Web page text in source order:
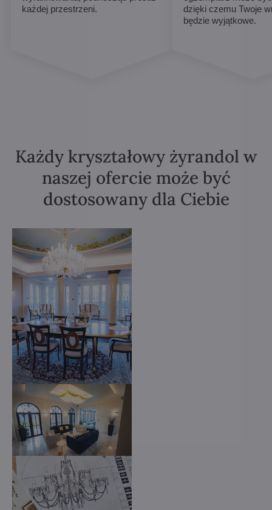
każdej przestrzeni.
dzięki czemu Twoje
będzie wyjątkowe.
Każdy kryształowy żyrandol w
naszej ofercie może być
dostosowany dla Ciebie